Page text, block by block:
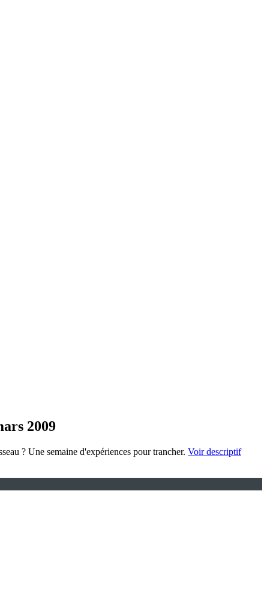
2009
? Une semaine d'expériences pour trancher. Voir descriptif